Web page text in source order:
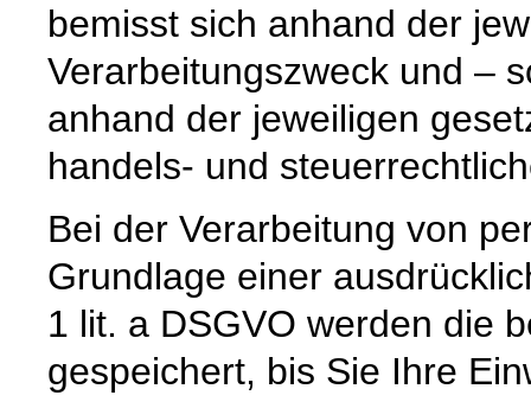
bemisst sich anhand der
Verarbeitungszweck und –
anhand der jeweiligen
handels- und
Bei der Verarbeitung von
Grundlage einer
1 lit. a DSGVO werden die
gespeichert, bis Sie Ihre